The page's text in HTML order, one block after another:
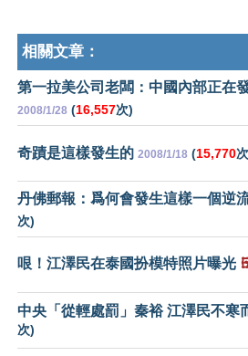
相關文章：
第一拉美公司老闆：中國內部正在
2008/1/28 (16,557次)
奇蹟是這樣發生的 2008/1/18 (15,770
丹佛郵報：爲何會發生這樣一個逆
次)
哏！江澤民在泰國扮模特照片曝光
中央「從輕處罰」秦裕 江澤民不寒
次)